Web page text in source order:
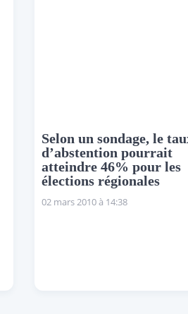
Selon un sondage, le
d’abstention pourrait
atteindre 46% pour les
élections régionales
02 mars 2010 à 14:38